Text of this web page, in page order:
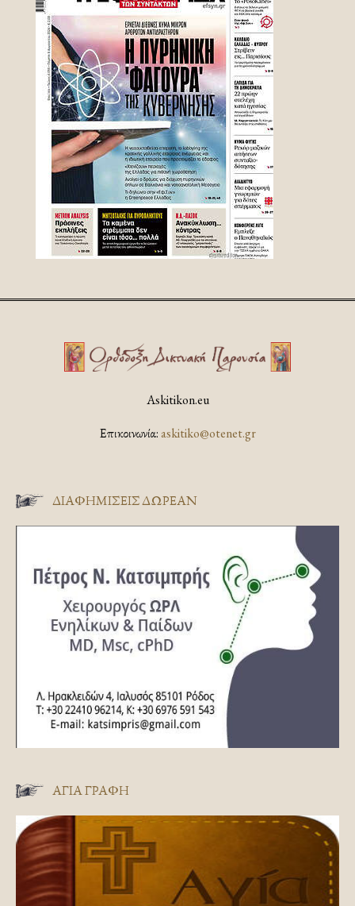
Askitikon.eu
Επικοινωνία:askitiko@otenet.gr
ΔΙΑΦΗΜΊΣΕΙΣ ΔΩΡΕΆΝ
ΑΓΊΑ ΓΡΑΦΉ